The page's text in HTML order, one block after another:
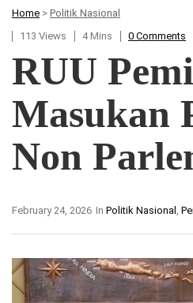
Home > Politik Nasional
113 Views
4 Mins 0 Comments
RUU
Masukan
Non
In Politik Nasional
February 24, 2026